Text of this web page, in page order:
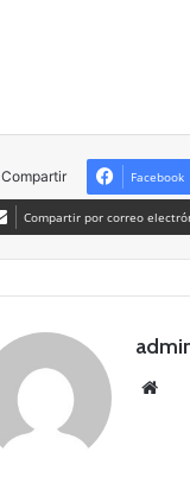
Compartir Facebook
Compartir por correo